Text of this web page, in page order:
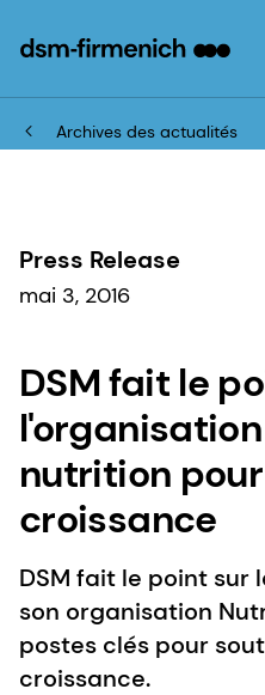
Archives des actualités
Press Release
mai 3, 2016
DSM fait le
nutrition
croissance
DSM fait le point sur
son organisation
postes clés pour
croissance.